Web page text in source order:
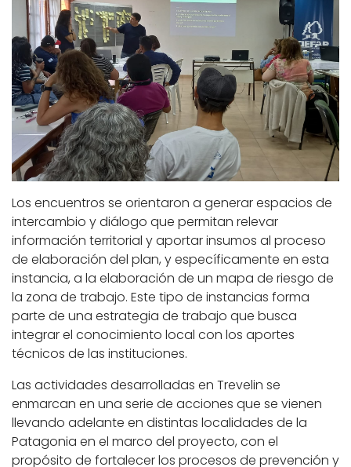
Los encuentros se orientaron a generar espacios de
intercambio y diálogo que permitan relevar
información territorial y aportar insumos al proceso
de elaboración del plan, y específicamente en esta
instancia, a la elaboración de un mapa de riesgo de
la zona de trabajo. Este tipo de instancias forma
parte de una estrategia de trabajo que busca
integrar el conocimiento local con los aportes
técnicos de las instituciones.
Las actividades desarrolladas en Trevelin se
enmarcan en una serie de acciones que se vienen
llevando adelante en distintas localidades de la
Patagonia en el marco del proyecto, con el
propósito de fortalecer los procesos de prevención y